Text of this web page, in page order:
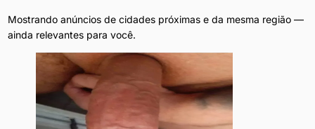
Mostrando anúncios de cidades próximas e da mesma região —
ainda relevantes para você.